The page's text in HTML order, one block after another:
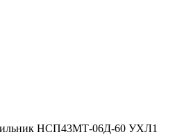
НСП43МТ-06Д-60 УХЛ1